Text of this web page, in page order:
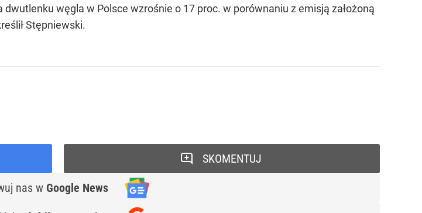
węgla w Polsce wzrośnie o 17 proc. w porównaniu z emisją założoną
Stępniewski.
nas w Google News
SKOMENTUJ